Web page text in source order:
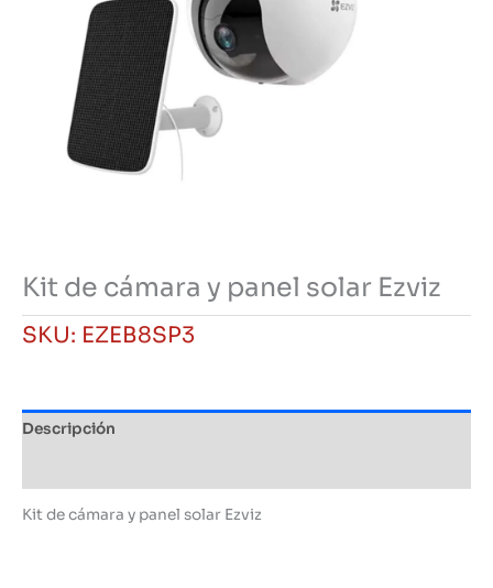
Kit de cámara y panel solar Ezviz
SKU: EZEB8SP3
Descripción
Kit de cámara y panel solar Ezviz